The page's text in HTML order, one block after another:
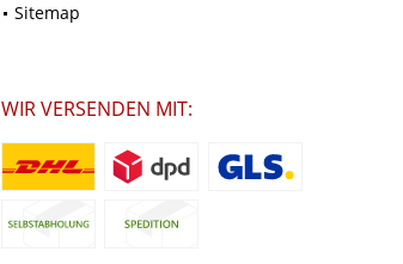
Sitemap
WIR VERSENDEN MIT: